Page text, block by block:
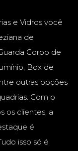
e Vidros você
de
Corpo de
Box de
outras opções
Com o
os clientes, a
é
isso só é